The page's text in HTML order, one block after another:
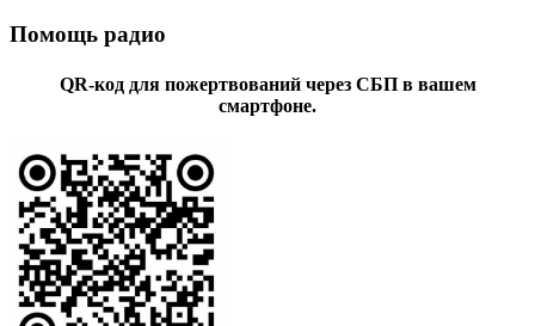
Помощь радио
QR-код для пожертвований через СБП в вашем
смартфоне.